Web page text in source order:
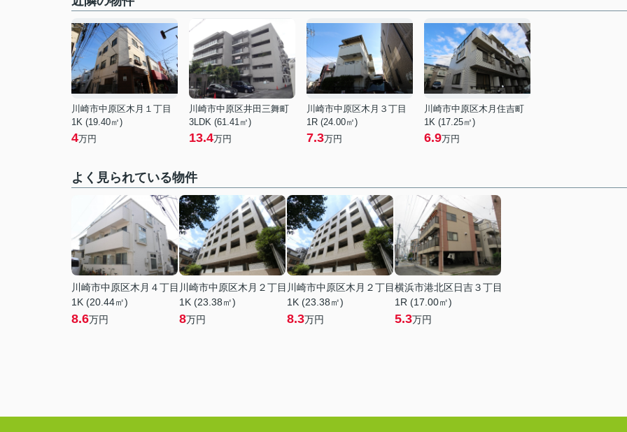
川崎市中原区木月１丁目
1K (19.40㎡)
4万円
川崎市中原区井田三舞町
3LDK (61.41㎡)
13.4万円
川崎市中原区木月３丁目
1R (24.00㎡)
7.3万円
川崎市中原区木月住吉町
1K (17.25㎡)
6.9万円
よく見られている物件
川崎市中原区木月４丁目
1K (20.44㎡)
8.6万円
川崎市中原区木月２丁目
1K (23.38㎡)
8万円
川崎市中原区木月２丁目
1K (23.38㎡)
8.3万円
横浜市港北区日吉３丁目
1R (17.00㎡)
5.3万円